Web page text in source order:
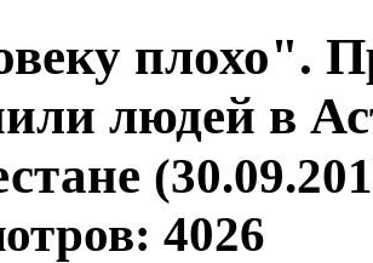
плохо".
людей в
4026